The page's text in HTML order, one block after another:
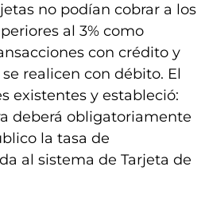
no podían cobrar a los
al 3% como
con crédito y
se realicen con débito. El
existentes y estableció:
deberá obligatoriamente
la tasa de
al sistema de Tarjeta de